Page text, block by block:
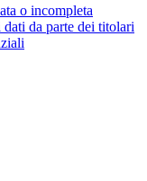
o incompleta
da parte dei titolari